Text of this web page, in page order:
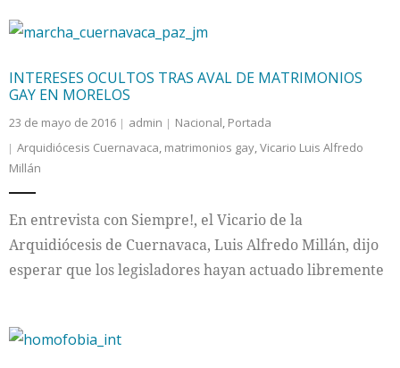
INTERESES OCULTOS TRAS AVAL DE MATRIMONIOS
GAY EN MORELOS
23 de mayo de 2016 admin Nacional, Portada
Arquidiócesis Cuernavaca, matrimonios gay,Vicario Luis Alfredo
Millán
En entrevista con Siempre!, el Vicario de la
Arquidiócesis de Cuernavaca, Luis Alfredo Millán, dijo
esperar que los legisladores hayan actuado libremente